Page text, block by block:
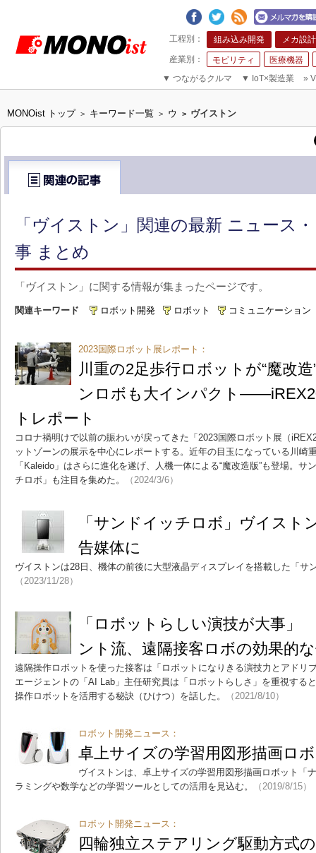
組み込み開発 メカ設計
モビリティ
医療機器
▼ つながるクルマ ▼ IoT×製造業 »
MONOist トップ > キーワード一覧 > ウ > ヴイストン
「ヴイストン」関連の最新 ニュース
事 まとめ
「ヴイストン」に関する情報が集まったページです。
関連キーワード ロボット開発 ロボット コミュニケーション
2023国際ロボット展レポート：
川重の2足歩行ロボットが“魔改
ンロボも大インパクト
トレポート
コロナ禍明けで以前の賑わいが戻ってきた「2023国際ロボット展（
ットゾーンの展示を中心にレポートする。近年の目玉になっている川崎
「Kaleido」はさらに進化を遂げ、人機一体による“魔改造版”も登場。サ
チロボ」も注目を集めた。
（2024/3/6）
「サンドイッチロボ」ヴイス
告媒体に
ヴイストンは28日、機体の前後に大型液晶ディスプレイを搭載した「サ
（2023/11/28）
「ロボットらしい演技が大事
ント流、遠隔接客ロボの効果的
遠隔操作ロボットを使った接客は「ロボットになりきる演技力とアド
エージェントの「AI Lab」主任研究員は「ロボットらしさ」を重視する
操作ロボットを活用する秘訣（ひけつ）を話した。
（2021/8/10）
ロボット開発ニュース：
卓上サイズの学習用図形描画ロ
ヴイストンは、卓上サイズの学習用図形描画ロボット「
ラミングや数学などの学習ツールとしての活用を見込む。
（2019/8/15）
ロボット開発ニュース：
四輪独立ステアリング駆動方式